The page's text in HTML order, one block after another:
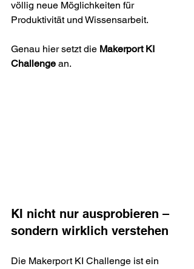
völlig neue Möglichkeiten für
Produktivität und Wissensarbeit.
Genau hier setzt die Makerport KI
Challenge an.
KI nicht nur ausprobieren –
sondern wirklich verstehen
Die Makerport KI Challenge ist ein